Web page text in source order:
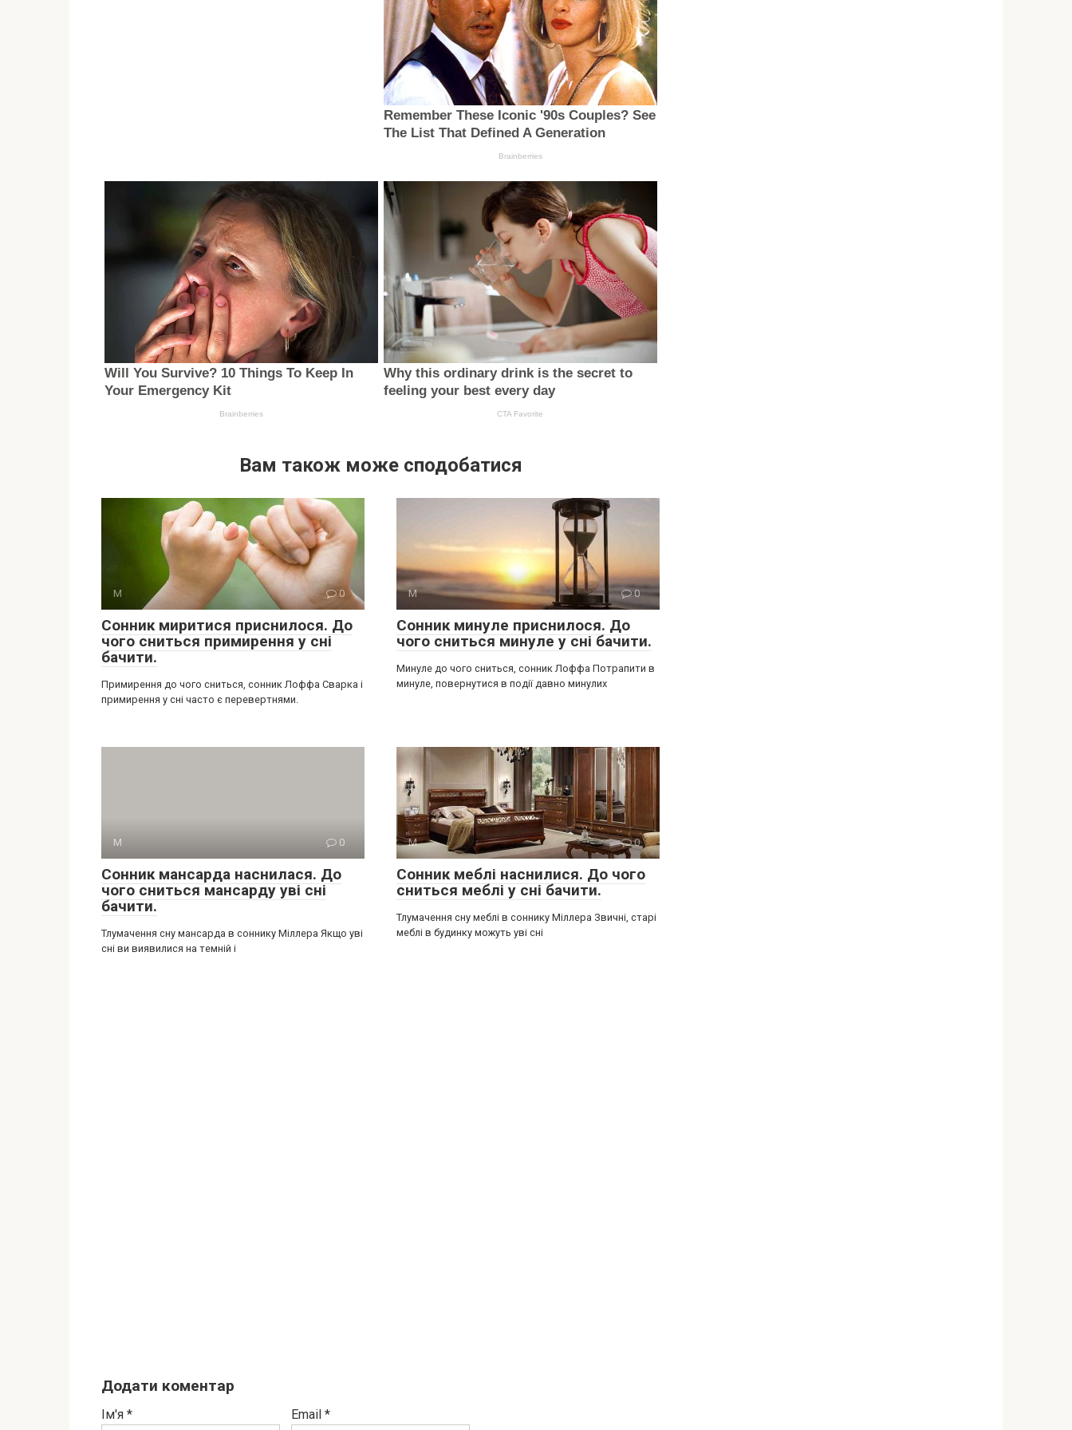
Вам також може сподобатися
М 0
Сонник миритися приснилося. До
чого сниться примирення у сні
бачити.
Примирення до чого сниться, сонник Лоффа Сварка і
примирення у сні часто є перевертнями.
М 0
Сонник минуле приснилося. До
чого сниться минуле у сні бачити.
Минуле до чого сниться, сонник Лоффа Потрапити в
минуле, повернутися в події давно минулих
М 0
Сонник мансарда наснилася. До
чого сниться мансарду уві сні
бачити.
Тлумачення сну мансарда в соннику Міллера Якщо уві
сні ви виявилися на темній і
М 0
Сонник меблі наснилися. До чого
сниться меблі у сні бачити.
Тлумачення сну меблі в соннику Міллера Звичні, старі
меблі в будинку можуть уві сні
Додати коментар
Ім'я * Email *